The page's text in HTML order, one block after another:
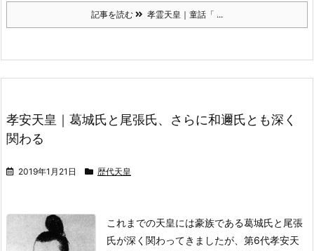
記事を読む 孝霊天皇｜童話「 ...
孝安天皇｜葛城氏と尾張氏、さらに和邇氏とも深く
関わる
2019年1月21日 歴代天皇
これまでの天皇には豪族である葛城氏と尾張
氏が深く関わってきましたが、第6代孝安天